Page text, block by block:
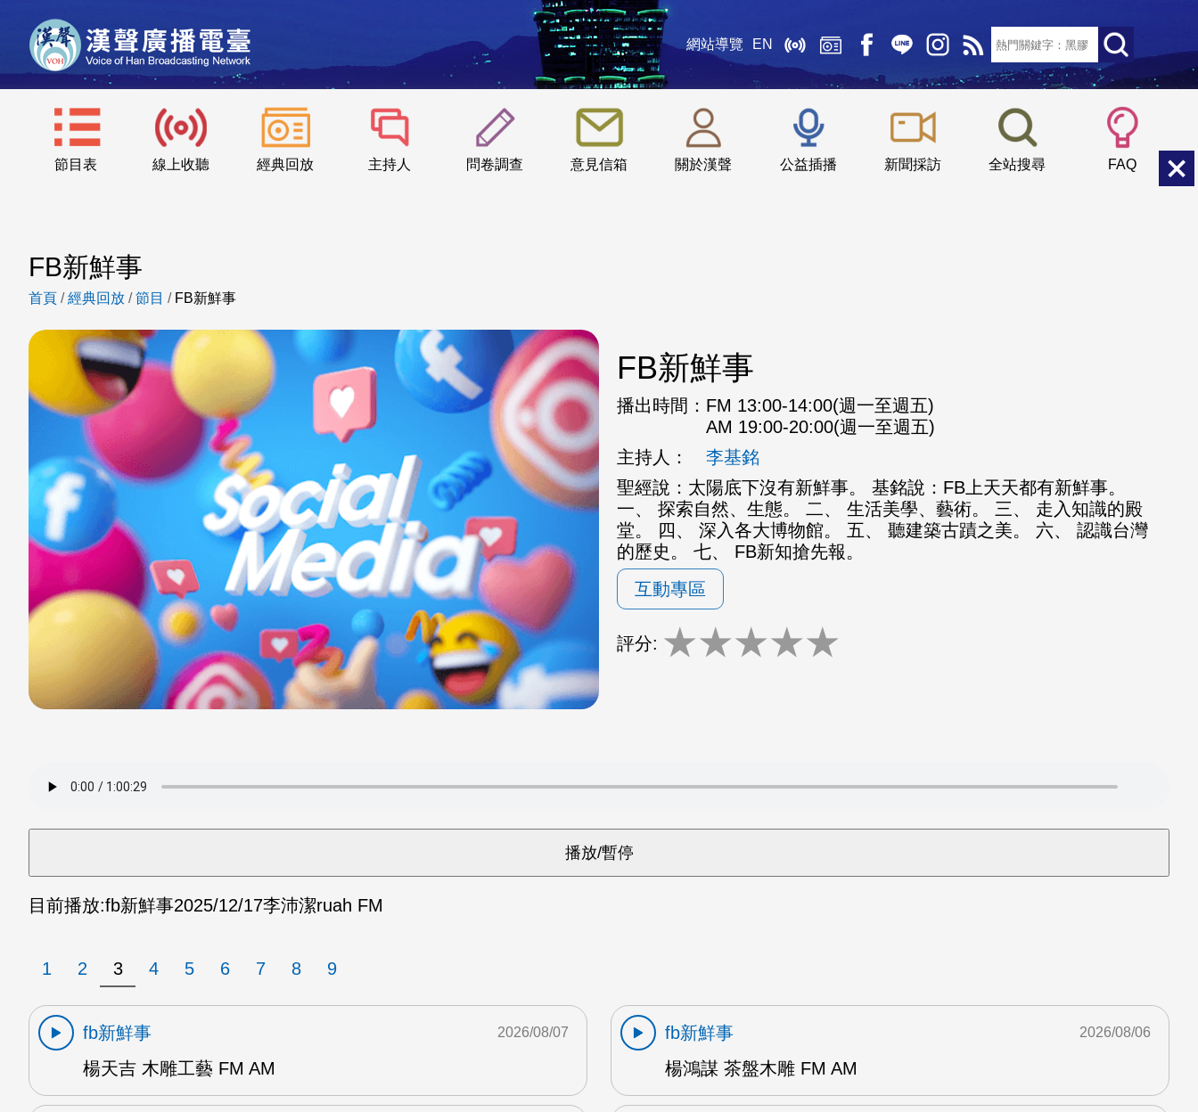
網站導覽 EN
節目表 線上收聽 經典回放 主持人 問卷調查 意見信箱 關於漢聲 公益插播 新聞採訪 全站搜尋 FAQ
::: 小 中
FB新鮮事
首頁 /經典回放 /節目 / FB新鮮事
FB新鮮事
播出時間： FM 13:00-14:00(週一至週五)
AM 19:00-20:00(週一至週五)
主持人：
李基銘
聖經說：太陽底下沒有新鮮事。 基銘說：FB上天天都有新鮮事。
一、 探索自然、生態。 二、 生活美學、藝術。 三、 走入知識的殿
堂。 四、 深入各大博物館。 五、 聽建築古蹟之美。 六、 認識台灣
的歷史。 七、 FB新知搶先報。
互動專區
評分: ★★★★★
目前播放:fb新鮮事2025/12/17李沛潔ruah FM
1 2 3 4 5 6 7 8 9
fb新鮮事
楊天吉 木雕工藝 FM AM
2026/08/07
fb新鮮事
楊鴻謀 茶盤木雕 FM AM
2026/08/06